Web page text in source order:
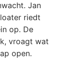
Jan
riedt
op. De
vroagt wat
open.